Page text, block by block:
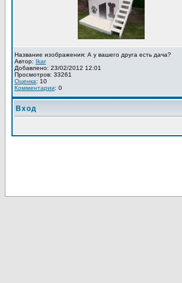
Название изображения: А у вашего друга есть дача?
Автор: Ikar
Добавлено: 23/02/2012 12:01
Просмотров: 33261
Оценка: 10
Комментарии: 0
Вход